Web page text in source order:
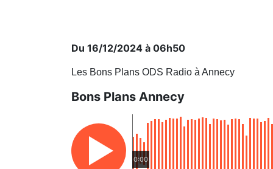
Du 16/12/2024 à 06h50
Les Bons Plans ODS Radio à Annecy
Bons Plans Annecy
0:00